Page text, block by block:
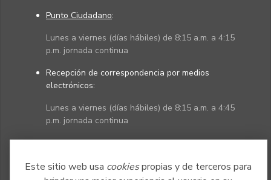
Este sitio web usa cookiespropias y de terceros para
Punto Ciudadano:
Lunes a viernes (días hábiles) de 8:15 a.m. a 4:15
p.m. jornada continua
Recepción de correspondencia por medios
electrónicos:
Lunes a viernes (días hábiles) de 8:15 a.m. a 4:45
p.m. jornada continua